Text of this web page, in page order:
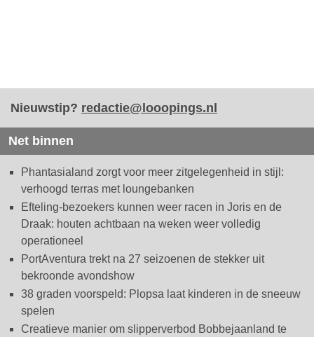
Nieuwstip? redactie@looopings.nl
Net binnen
Phantasialand zorgt voor meer zitgelegenheid in stijl:
verhoogd terras met loungebanken
Efteling-bezoekers kunnen weer racen in Joris en de
Draak: houten achtbaan na weken weer volledig
operationeel
PortAventura trekt na 27 seizoenen de stekker uit
bekroonde avondshow
38 graden voorspeld: Plopsa laat kinderen in de sneeuw
spelen
Creatieve manier om slipperverbod Bobbejaanland te